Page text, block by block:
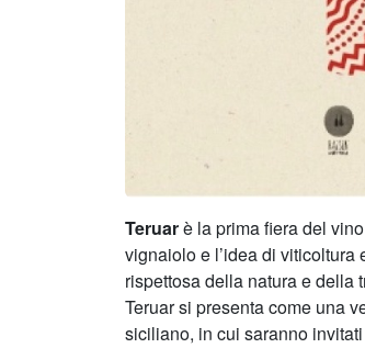
Teruarè la prima fiera del
vignaiolo e l’idea di
rispettosa della natura e della
Teruar si presenta come una
siciliano, in cui saranno